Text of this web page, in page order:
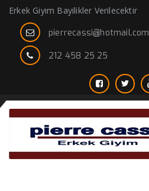
Erkek Giyim Bayilikler Verilecektir
pierrecassi@hotmail.com
212 458 25 25